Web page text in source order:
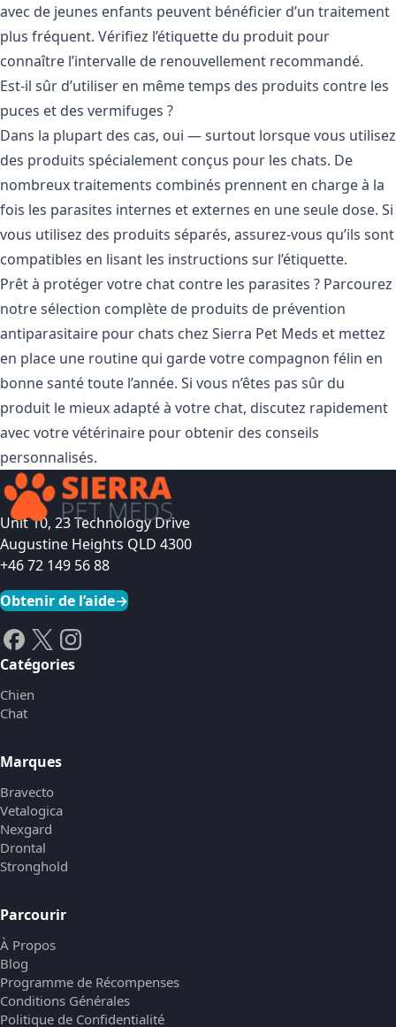
avec de jeunes enfants peuvent bénéficier d’un traitement
plus fréquent. Vérifiez l’étiquette du produit pour
connaître l’intervalle de renouvellement recommandé.
Est-il sûr d’utiliser en même temps des produits contre les
puces et des vermifuges ?
Dans la plupart des cas, oui — surtout lorsque vous utilisez
des produits spécialement conçus pour les chats. De
nombreux traitements combinés prennent en charge à la
fois les parasites internes et externes en une seule dose. Si
vous utilisez des produits séparés, assurez-vous qu’ils sont
compatibles en lisant les instructions sur l’étiquette.
Prêt à protéger votre chat contre les parasites ? Parcourez
notre sélection complète de produits de prévention
antiparasitaire pour chats chez Sierra Pet Meds et mettez
en place une routine qui garde votre compagnon félin en
bonne santé toute l’année. Si vous n’êtes pas sûr du
produit le mieux adapté à votre chat, discutez rapidement
avec votre vétérinaire pour obtenir des conseils
personnalisés.
Unit 10, 23 Technology Drive
Augustine Heights QLD 4300
+46 72 149 56 88
Obtenir de l’aide→
Catégories
Chien
Chat
Marques
Bravecto
Vetalogica
Nexgard
Drontal
Stronghold
Parcourir
À Propos
Blog
Programme de Récompenses
Conditions Générales
Politique de Confidentialité